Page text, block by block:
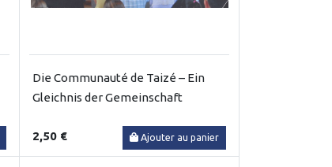
Die Communauté de Taizé – Ein
Gleichnis der Gemeinschaft
2,50 € Ajouter au panier